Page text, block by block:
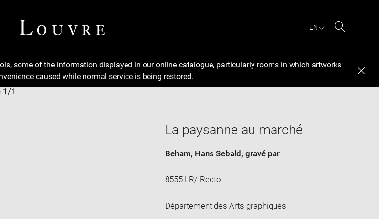
EN
some of the information displayed in our online catalogue, particularly rooms in which artworks
caused while normal service is being restored.
La paysanne au marché
Beham, Hans Sebald, gravé par
8555 LR/ Recto
Département des Arts graphiques